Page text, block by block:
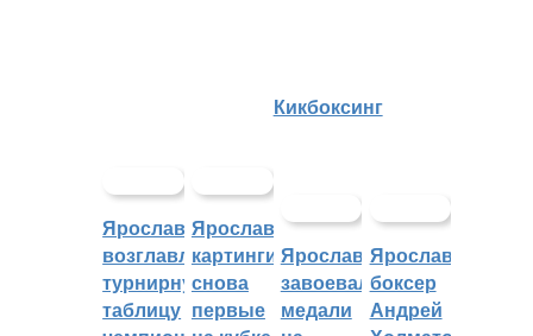
Ярославцы
возглавляют
турнирную
таблицу
Ярославские
картингисты
снова
первые
Кикбоксинг
Ярославцы
завоевали
медали
Ярославский
боксер
Андрей